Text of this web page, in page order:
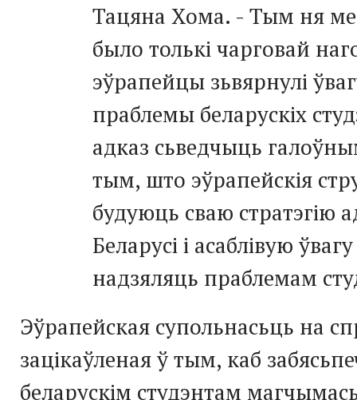
Тацяна Хома. - Тым ня
было толькі чарговай
эўрапейцы зьвярнулі
праблемы беларускіх
адказ сьведчыць
тым, што эўрапейскія
будуюць сваю стратэгію
Беларусі і асаблівую
надзяляць праблемам
Эўрапейская супольнасьць на
зацікаўленая ў тым, каб
беларускім студэнтам